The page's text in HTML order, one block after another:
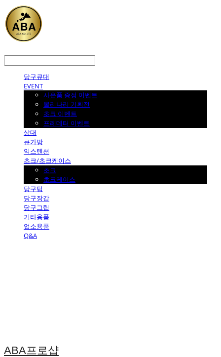
당구큐대
EVENT
사은품 증정 이벤트
몰리나리 기획전
초크 이벤트
프레데터 이벤트
상대
큐가방
익스텐션
초크/초크케이스
초크
초크케이스
당구팁
당구장갑
당구그립
기타용품
업소용품
Q&A
ABA프로샵